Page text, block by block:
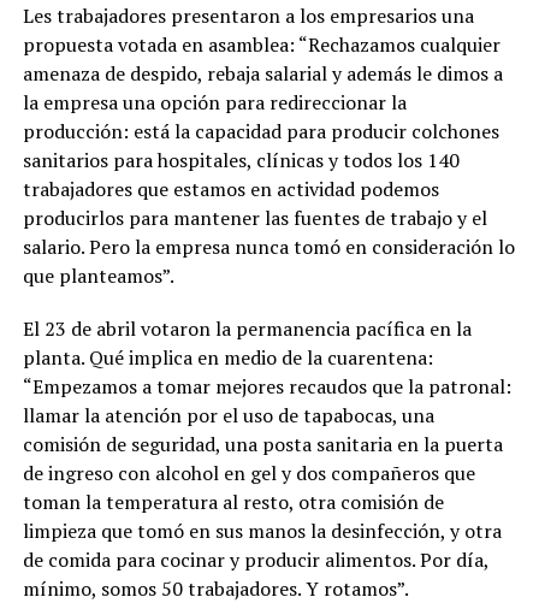
Les trabajadores presentaron a los empresarios una
propuesta votada en asamblea: “Rechazamos cualquier
amenaza de despido, rebaja salarial y además le dimos a
la empresa una opción para redireccionar la
producción: está la capacidad para producir colchones
sanitarios para hospitales, clínicas y todos los 140
trabajadores que estamos en actividad podemos
producirlos para mantener las fuentes de trabajo y el
salario. Pero la empresa nunca tomó en consideración lo
que planteamos”.
El 23 de abril votaron la permanencia pacífica en la
planta. Qué implica en medio de la cuarentena:
“Empezamos a tomar mejores recaudos que la patronal:
llamar la atención por el uso de tapabocas, una
comisión de seguridad, una posta sanitaria en la puerta
de ingreso con alcohol en gel y dos compañeros que
toman la temperatura al resto, otra comisión de
limpieza que tomó en sus manos la desinfección, y otra
de comida para cocinar y producir alimentos. Por día,
mínimo, somos 50 trabajadores. Y rotamos”.